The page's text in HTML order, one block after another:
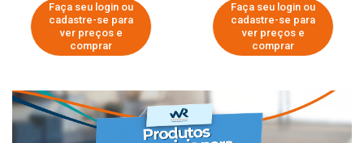
Faça seu login ou
cadastre-se para
ver preços e
comprar
Faça seu login ou
cadastre-se para
ver preços e
comprar